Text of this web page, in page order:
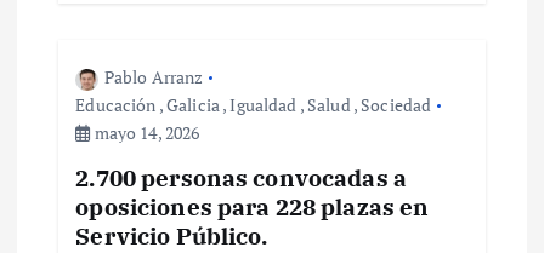
Pablo Arranz
Educación ,Galicia,Igualdad , Salud, Sociedad
mayo 14, 2026
2.700 personas convocadas a
oposiciones para 228 plazas en
Servicio Público.